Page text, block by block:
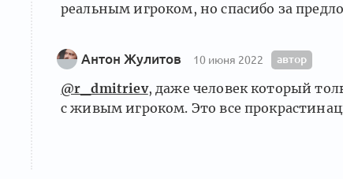
реальным игроком, но спасибо за
Антон Жулитов 10 июня 2022 автор
@r_dmitriev, даже человек который
с живым игроком. Это все